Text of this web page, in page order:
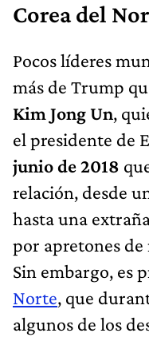
Corea del
Pocos líderes
más de Trump
Kim Jong Un,
el presidente de
junio de 2018
relación, desde
hasta una
por apretones de
Sin embargo, es
Norte, que
algunos de los